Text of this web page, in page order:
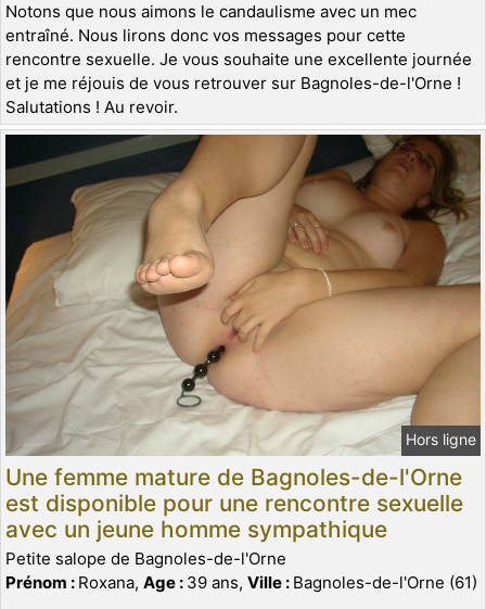
Notons que nous aimons le candaulisme avec un mec
entraîné. Nous lirons donc vos messages pour cette
rencontre sexuelle. Je vous souhaite une excellente journée
et je me réjouis de vous retrouver sur Bagnoles-de-l'Orne !
Salutations ! Au revoir.
Hors ligne
Une femme mature de Bagnoles-de-l'Orne
est disponible pour une rencontre sexuelle
avec un jeune homme sympathique
Petite salope de Bagnoles-de-l'Orne
Prénom : Roxana, Age : 39 ans, Ville : Bagnoles-de-l'Orne (61)